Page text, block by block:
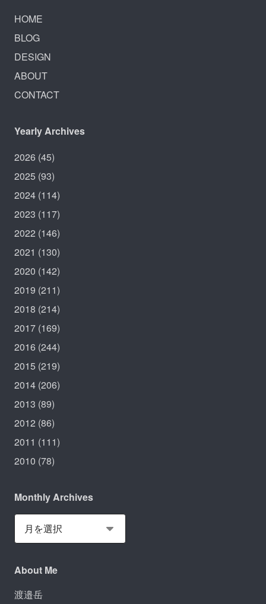
HOME
BLOG
DESIGN
ABOUT
CONTACT
Yearly Archives
2026 (45)
2025 (93)
2024 (114)
2023 (117)
2022 (146)
2021 (130)
2020 (142)
2019 (211)
2018 (214)
2017 (169)
2016 (244)
2015 (219)
2014 (206)
2013 (89)
2012 (86)
2011 (111)
2010 (78)
Monthly Archives
About Me
渡邉岳